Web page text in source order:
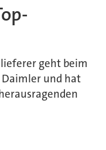
geht beim
und hat